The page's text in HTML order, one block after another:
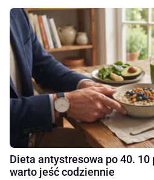
Dieta antystresowa po 40. 10
warto jeść codziennie